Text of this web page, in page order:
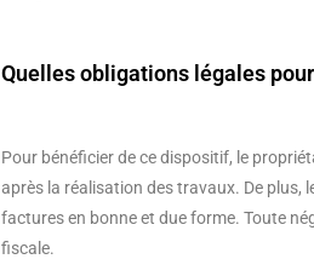
Quelles obligations légales
Pour bénéficier de ce dispositif, le
après la réalisation des travaux. De plus,
factures en bonne et due forme. Toute
fiscale.